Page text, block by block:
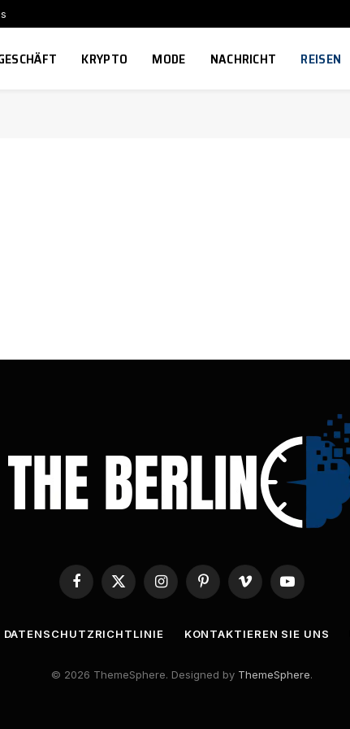
KRYPTO MODE NACHRICHT REISEN
Facebook
X
(Twitter)
InstagramPinterestVimeo YouTube
DATENSCHUTZRICHTLINIE KONTAKTIEREN SIE UNS
© 2026 ThemeSphere. Designed by ThemeSphere.